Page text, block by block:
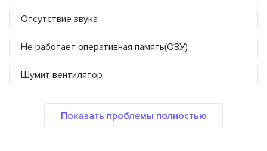
Отсутствие звука
Не работает оперативная память(ОЗУ)
Шумит вентилятор